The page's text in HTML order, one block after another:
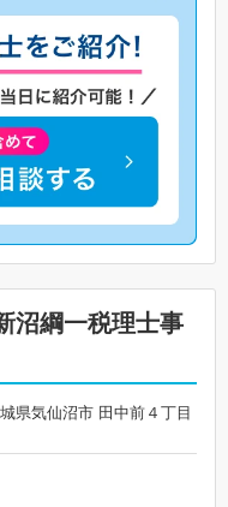
沼綱一税理士事
県気仙沼市 田中前４丁目